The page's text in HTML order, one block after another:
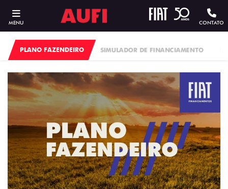
MENU CONTATO
SIMULADOR DE FINANCIAMENTO
PLANO FAZENDEIRO